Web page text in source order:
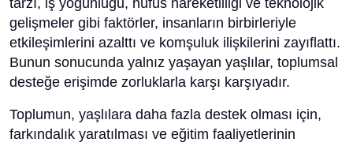
tarzı, iş yoğunluğu, nüfus hareketliliği ve teknolojik
gelişmeler gibi faktörler, insanların birbirleriyle
etkileşimlerini azalttı ve komşuluk ilişkilerini zayıflattı.
Bunun sonucunda yalnız yaşayan yaşlılar, toplumsal
desteğe erişimde zorluklarla karşı karşıyadır.
Toplumun, yaşlılara daha fazla destek olması için,
farkındalık yaratılması ve eğitim faaliyetlerinin